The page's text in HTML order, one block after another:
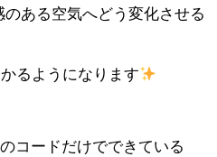
のある空気へどう変化させる
るようになります
コードだけでできている